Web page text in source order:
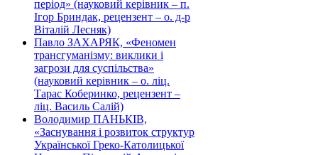
період» (науковий керівник – п.
Ігор Бриндак, рецензент – о. д-р
Віталій Лесняк)
Павло ЗАХАРЯК, «Феномен
трансгуманізму: виклики і
загрози для суспільства»
(науковий керівник – о. ліц.
Тарас Коберинко, рецензент –
ліц. Василь Салій)
Володимир ПАНЬКІВ,
«Заснування і розвиток структур
Української Греко-Католицької